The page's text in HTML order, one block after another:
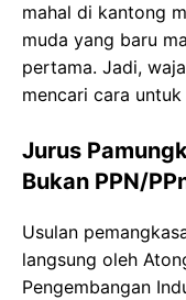
mahal di kantong
muda yang baru
pertama. Jadi,
mencari cara
Jurus
Bukan PPN/
Usulan
langsung oleh
Pengembangan